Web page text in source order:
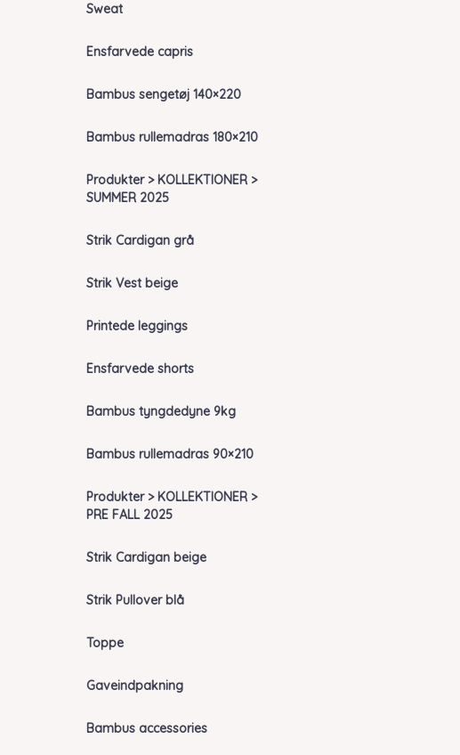
Sweat
Ensfarvede capris
Bambus sengetøj 140×220
Bambus rullemadras 180×210
Produkter > KOLLEKTIONER >
SUMMER 2025
Strik Cardigan grå
Strik Vest beige
Printede leggings
Ensfarvede shorts
Bambus tyngdedyne 9kg
Bambus rullemadras 90×210
Produkter > KOLLEKTIONER >
PRE FALL 2025
Strik Cardigan beige
Strik Pullover blå
Toppe
Gaveindpakning
Bambus accessories